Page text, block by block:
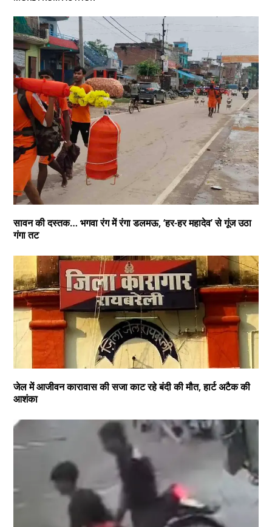
सावन की दस्तक… भगवा रंग में रंगा डलमऊ, ‘हर-हर महादेव’ से गूंज उठा
गंगा तट
जेल में आजीवन कारावास की सजा काट रहे बंदी की मौत, हार्ट अटैक की
आशंका